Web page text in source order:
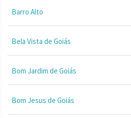
Barro Alto
Bela Vista de Goiás
Bom Jardim de Goiás
Bom Jesus de Goiás